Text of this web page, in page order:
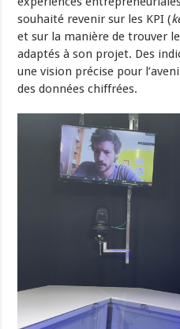
souhaité revenir sur les KPI (
et sur la manière de trouver
adaptés à son projet. Des
une vision précise pour
des données chiffrées.